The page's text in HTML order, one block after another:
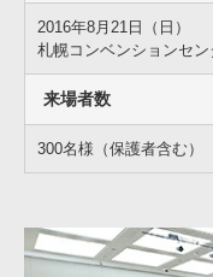
2016年8月21日（日）
札幌コンベンションセン
来場者数
300名様（保護者含む）